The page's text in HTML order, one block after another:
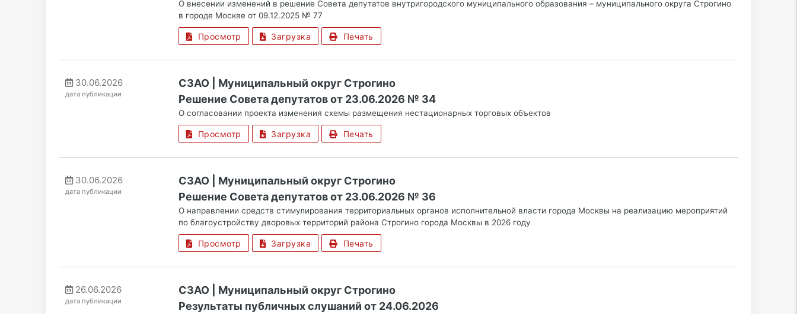
О внесении изменений в решение Совета депутатов внутригородского муниципального образования – муниципального округа Строгино
в городе Москве от 09.12.2025 № 77
Просмотр Загрузка Печать
30.06.2026
дата публикации
СЗАО | Муниципальный округ Строгино
Решение Совета депутатов от 23.06.2026 № 34
О согласовании проекта изменения схемы размещения нестационарных торговых объектов
Просмотр Загрузка Печать
30.06.2026
дата публикации
СЗАО | Муниципальный округ Строгино
Решение Совета депутатов от 23.06.2026 № 36
О направлении средств стимулирования территориальных органов исполнительной власти города Москвы на реализацию мероприятий
по благоустройству дворовых территорий района Строгино города Москвы в 2026 году
Просмотр Загрузка Печать
26.06.2026
дата публикации
СЗАО | Муниципальный округ Строгино
Результаты публичных слушаний от 24.06.2026